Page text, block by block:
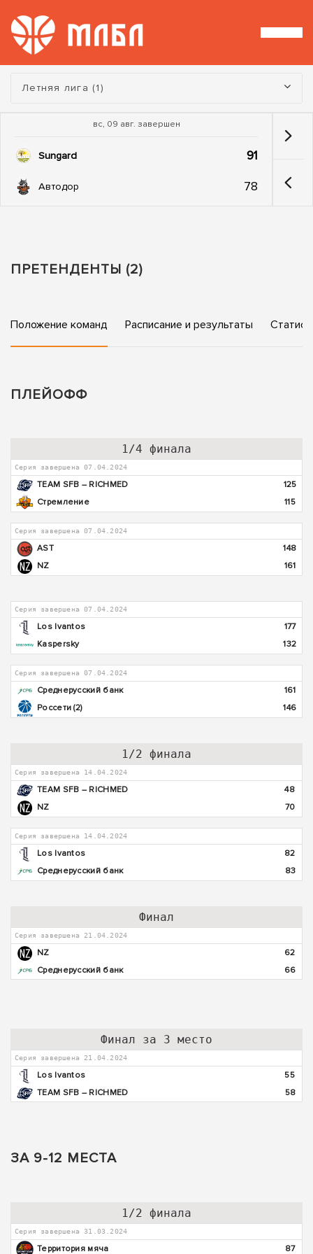
Турнир:
Летняя лига (1)
вс, 09 авг. завершен
Sungard 91
Автодор 78
ПРЕТЕНДЕНТЫ (2)
Положение команд Расписание и результаты
ПЛЕЙОФФ
1/4 финала
Серия завершена 07.04.2024
TEAM SFB – RICHMED
125
Стремление
115
Серия завершена 07.04.2024
AST
148
NZ
161
Серия завершена 07.04.2024
Los Ivantos
177
Kaspersky
132
Серия завершена 07.04.2024
Среднерусский банк
161
Россети (2)
146
1/2 финала
Серия завершена 14.04.2024
TEAM SFB – RICHMED
48
NZ
70
Серия завершена 14.04.2024
Los Ivantos
82
Среднерусский банк
83
Финал
Серия завершена 21.04.2024
NZ
62
Среднерусский банк
66
Финал за 3 место
Серия завершена 21.04.2024
Los Ivantos
55
TEAM SFB – RICHMED
58
ЗА 9-12 МЕСТА
1/2 финала
Серия завершена 31.03.2024
Территория мяча 87